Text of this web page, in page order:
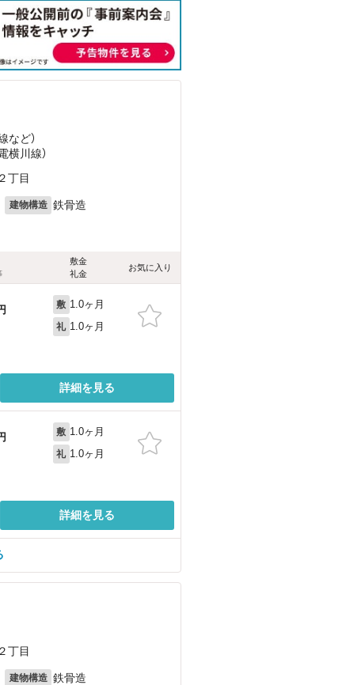
など）
横川線）
丁目
建物構造 鉄骨造
敷金
礼金
お気に入り
敷 1.0ヶ月
礼 1.0ヶ月
詳細を見る
敷 1.0ヶ月
礼 1.0ヶ月
詳細を見る
丁目
建物構造 鉄骨造